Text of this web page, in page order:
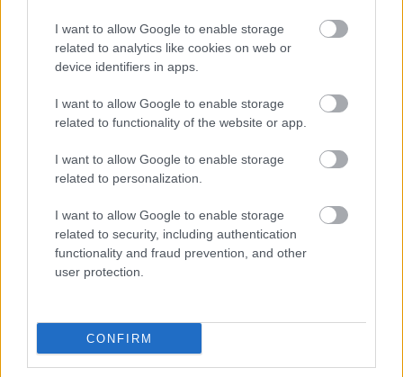
I want to allow Google to enable storage
related to analytics like cookies on web or
device identifiers in apps.
I want to allow Google to enable storage
related to functionality of the website or app.
I want to allow Google to enable storage
related to personalization.
I want to allow Google to enable storage
related to security, including authentication
functionality and fraud prevention, and other
user protection.
CONFIRM
Azt írják a szervezők, hogy:
Nagyon szomorúak és egyben csalódottak is
vagyunk, ugyanis a Clean Bandit és Rita Ora is
lemondta Szigetes ...